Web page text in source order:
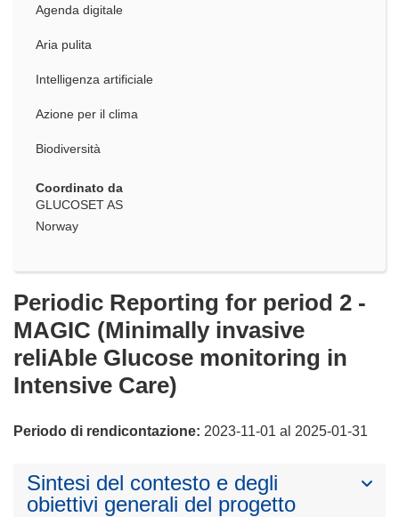
Agenda digitale
Aria pulita
Intelligenza artificiale
Azione per il clima
Biodiversità
Coordinato da
GLUCOSET AS
Norway
Periodic Reporting for period 2 -
MAGIC (Minimally invasive
reliAble Glucose monitoring in
Intensive Care)
Periodo di rendicontazione: 2023-11-01 al 2025-01-31
Sintesi del contesto e degli
obiettivi generali del progetto